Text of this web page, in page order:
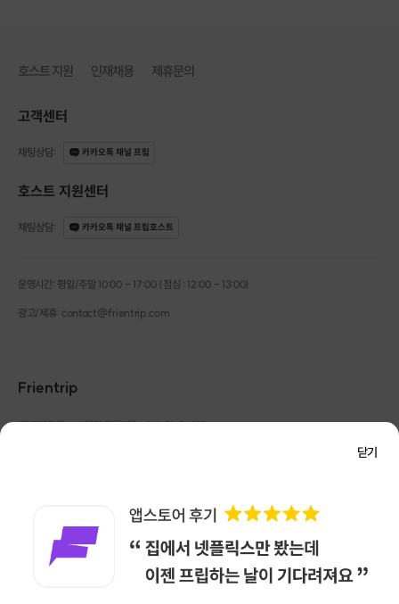
닫기
호스트 지원 인재채용 제휴문의
고객센터
채팅상담: 카카오톡 채널 프립
호스트 지원센터
채팅상담: 카카오톡 채널 프립호스트
운영시간: 평일/주말 10:00 - 17:00 (점심 : 12:00 - 13:00)
광고/제휴: contact@frientrip.com
Frientrip
㈜프렌트립 | 사업자 등록번호 : 261-81-04385
대해 ㈜프렌트립은 일체의 책임을 지지 않습니다.
NICEPAY 안전거래 서비스 : 고객님의 안전거래를 위해 현금 결제 시, 저희 사이트에서 가입한
구매안전 서비스를 이용할 수 있습니다.가입 확인
이용약관